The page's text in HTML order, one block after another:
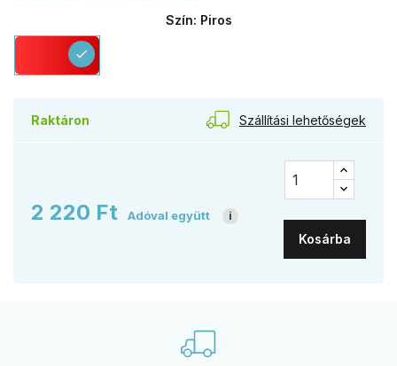
Szín: Piros
Piros
check
Raktáron Szállítási lehetőségek
2 220 Ft Adóval együtt i
Kosárba